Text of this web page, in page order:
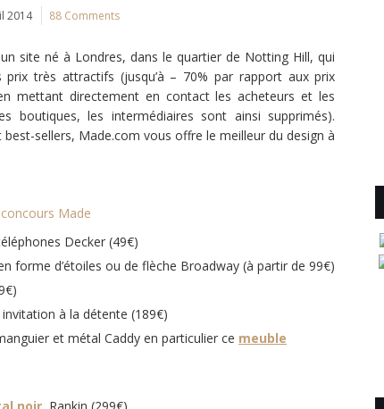
2014 88 Comments
site né à Londres, dans le quartier de Notting Hill, qui
très attractifs (jusqu’à – 70% par rapport aux prix
mettant directement en contact les acheteurs et les
boutiques, les intermédiaires sont ainsi supprimés).
sellers, Made.com vous offre le meilleur du design à
Decker (49€)
forme d’étoiles ou de flèche Broadway (à partir de 99€)
à la détente (189€)
et métal Caddy en particulier ce meuble